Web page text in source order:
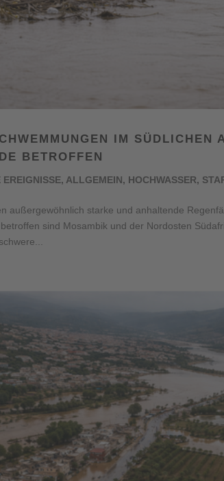
IM SÜDLICHEN
BETROFFEN
, ALLGEMEIN, HOCHWASSER,
außergewöhnlich starke und anhaltende
sind Mosambik und der Nordosten